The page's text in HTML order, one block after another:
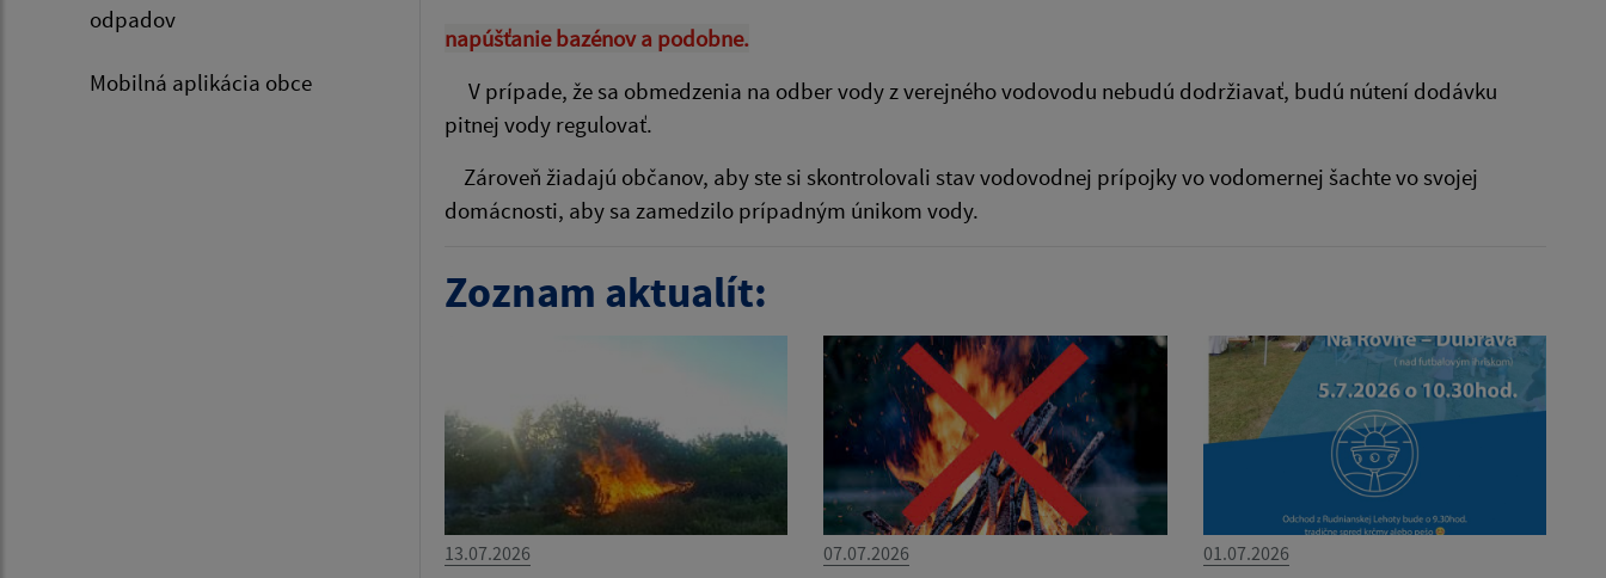
odpadov
Mobilná aplikácia obce
napúšťanie bazénov a podobne.
V prípade, že sa obmedzenia na odber vody z verejného vodovodu nebudú dodržiavať, budú nútení dodávku
pitnej vody regulovať.
Zároveň žiadajú občanov, aby ste si skontrolovali stav vodovodnej prípojky vo vodomernej šachte vo svojej
domácnosti, aby sa zamedzilo prípadným únikom vody.
Zoznam aktualít:
13.07.2026 07.07.2026 01.07.2026